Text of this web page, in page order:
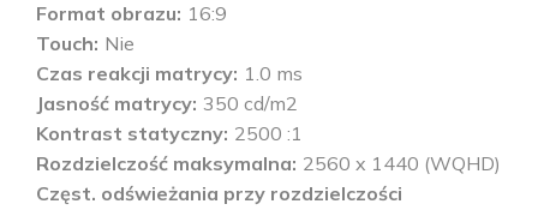
Format obrazu 16:9
Touch Nie
Czas reakcji matrycy 1.0 ms
Jasność matrycy 350 cd/m2
Kontrast statyczny 2500 :1
Rozdzielczość maksymalna 2560 x 1440 (WQHD)
Częst. odświeżania przy rozdzielczości